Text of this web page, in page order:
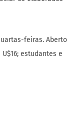
feiras. Aberto
estudantes e